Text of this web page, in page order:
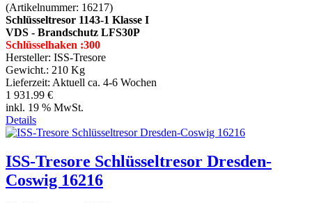
(Artikelnummer: 16217)
Schlüsseltresor 1143-1 Klasse I
VDS - Brandschutz LFS30P
Schlüsselhaken :300
Hersteller: ISS-Tresore
Gewicht.: 210 Kg
Lieferzeit: Aktuell ca. 4-6 Wochen
1 931.99 €
inkl. 19 % MwSt.
Details
ISS-Tresore Schlüsseltresor Dresden-
Coswig 16216